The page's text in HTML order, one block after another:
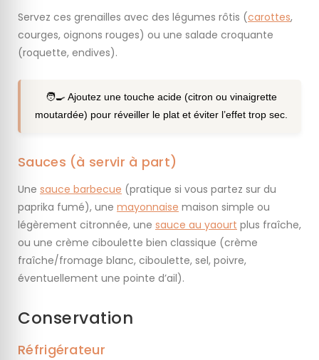
Servez ces grenailles avec des légumes rôtis (carottes,
courges, oignons rouges) ou une salade croquante
(roquette, endives).
🧑‍🍳 Ajoutez une touche acide (citron ou vinaigrette
moutardée) pour réveiller le plat et éviter l’effet trop sec.
Sauces (à servir à part)
Une sauce barbecue (pratique si vous partez sur du
paprika fumé), une mayonnaise maison simple ou
légèrement citronnée, une sauce au yaourt plus fraîche,
ou une crème ciboulette bien classique (crème
fraîche/fromage blanc, ciboulette, sel, poivre,
éventuellement une pointe d’ail).
Conservation
Réfrigérateur